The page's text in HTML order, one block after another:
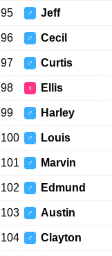
95 ♂ Jeff
96 ♂ Cecil
97 ♂ Curtis
98 ♀ Ellis
99 ♂ Harley
100 ♂ Louis
101 ♂ Marvin
102 ♂ Edmund
103 ♂ Austin
104 ♂ Clayton